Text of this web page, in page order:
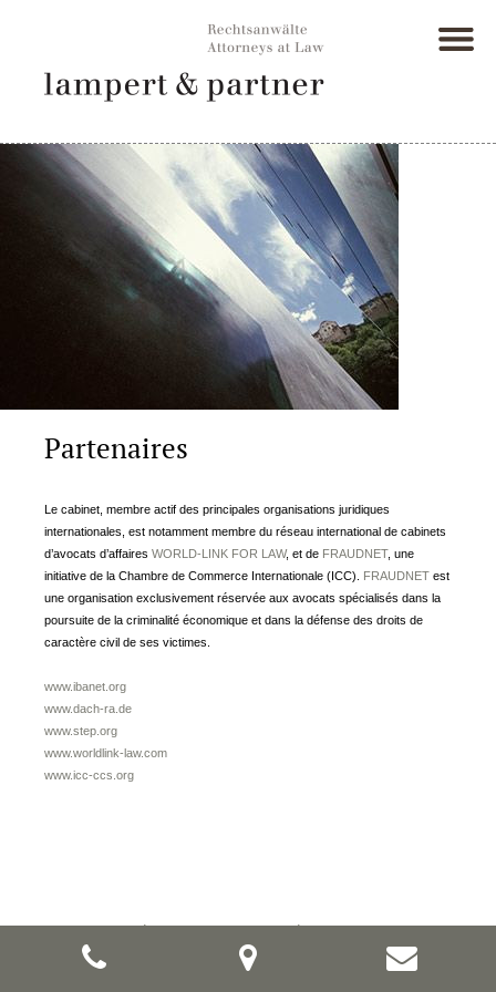
Partenaires
Le cabinet, membre actif des principales organisations juridiques
internationales, est notamment membre du réseau international de cabinets
d’avocats d’affaires WORLD-LINK FOR LAW, et de FRAUDNET, une
initiative de la Chambre de Commerce Internationale (ICC). FRAUDNET est
une organisation exclusivement réservée aux avocats spécialisés dans la
poursuite de la criminalité économique et dans la défense des droits de
caractère civil de ses victimes.
www.ibanet.org
www.dach-ra.de
www.step.org
www.worldlink-law.com
www.icc-ccs.org
Home DFE Mentions légales Protection des données